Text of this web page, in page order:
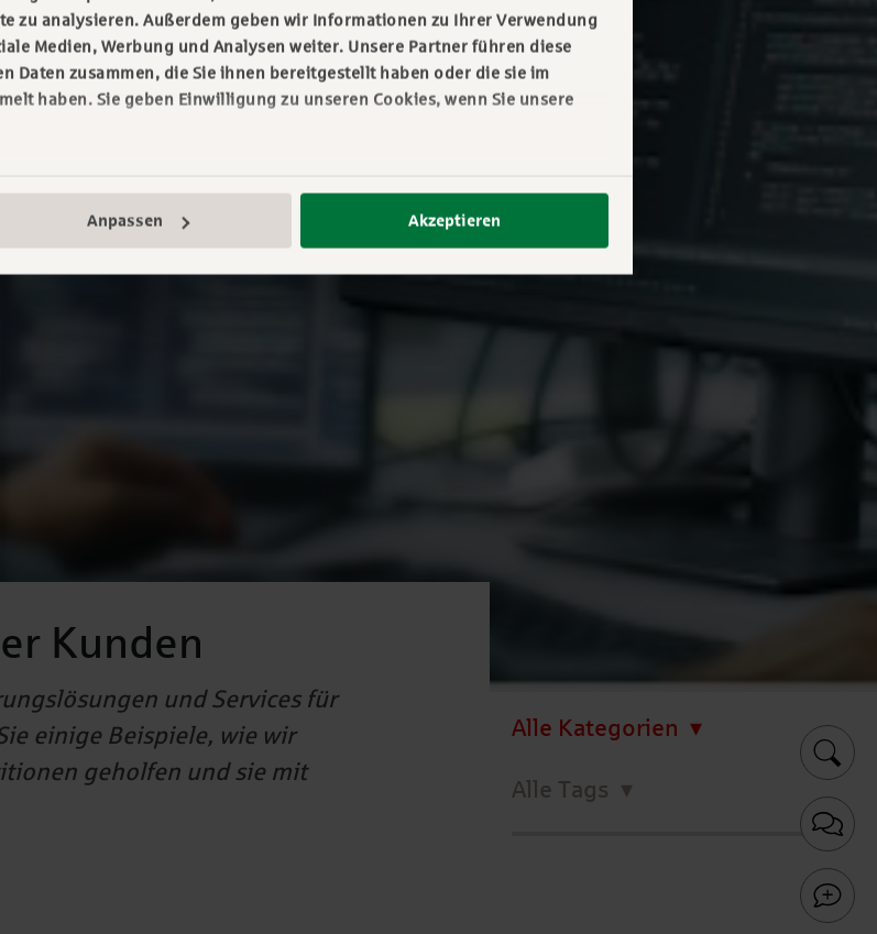
zu analysieren. Außerdem geben wir Informationen zu Ihrer Verwendung
Medien, Werbung und Analysen weiter. Unsere Partner führen diese
Daten zusammen, die Sie ihnen bereitgestellt haben oder die sie im
haben. Sie geben Einwilligung zu unseren Cookies, wenn Sie unsere
Anpassen Akzeptieren
Kunden
und Services für
einige Beispiele, wie wir
geholfen und sie mit
Alle Kategorien
Alle Tags